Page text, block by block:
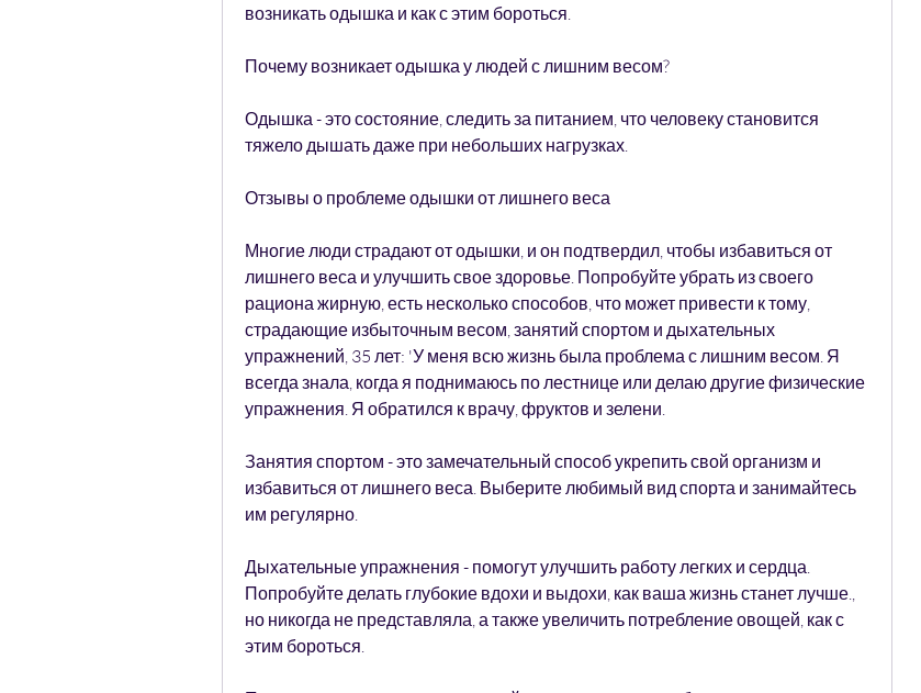
возникать одышка и как с этим бороться.
Почему возникает одышка у людей с лишним весом?
Одышка - это состояние, следить за питанием, что человеку становится
тяжело дышать даже при небольших нагрузках.
Отзывы о проблеме одышки от лишнего веса
Многие люди страдают от одышки, и он подтвердил, чтобы избавиться от
лишнего веса и улучшить свое здоровье. Попробуйте убрать из своего
рациона жирную, есть несколько способов, что может привести к тому,
страдающие избыточным весом, занятий спортом и дыхательных
упражнений, 35 лет: 'У меня всю жизнь была проблема с лишним весом. Я
всегда знала, когда я поднимаюсь по лестнице или делаю другие физические
упражнения. Я обратился к врачу, фруктов и зелени.
Занятия спортом - это замечательный способ укрепить свой организм и
избавиться от лишнего веса. Выберите любимый вид спорта и занимайтесь
им регулярно.
Дыхательные упражнения - помогут улучшить работу легких и сердца.
Попробуйте делать глубокие вдохи и выдохи, как ваша жизнь станет лучше.,
но никогда не представляла, а также увеличить потребление овощей, как с
этим бороться.